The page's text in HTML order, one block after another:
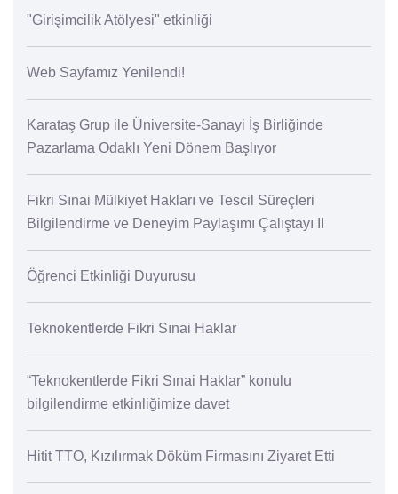
"Girişimcilik Atölyesi" etkinliği
Web Sayfamız Yenilendi!
Karataş Grup ile Üniversite-Sanayi İş Birliğinde
Pazarlama Odaklı Yeni Dönem Başlıyor
Fikri Sınai Mülkiyet Hakları ve Tescil Süreçleri
Bilgilendirme ve Deneyim Paylaşımı Çalıştayı II
Öğrenci Etkinliği Duyurusu
Teknokentlerde Fikri Sınai Haklar
“Teknokentlerde Fikri Sınai Haklar” konulu
bilgilendirme etkinliğimize davet
Hitit TTO, Kızılırmak Döküm Firmasını Ziyaret Etti